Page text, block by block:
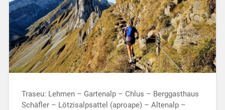
Traseu: Lehmen – Gartenalp – Chlus – Berggasthaus
Schäfler – Lötzisalpsattel (aproape) – Altenalp –